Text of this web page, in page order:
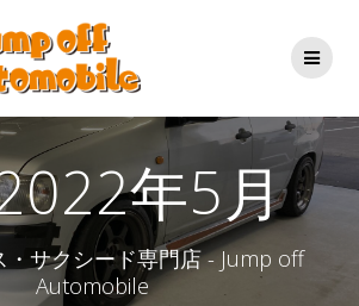
ン
テ
ン
ツ
へ
ッ
プ
年5月
・サクシード専門店 - Jump off
Automobile